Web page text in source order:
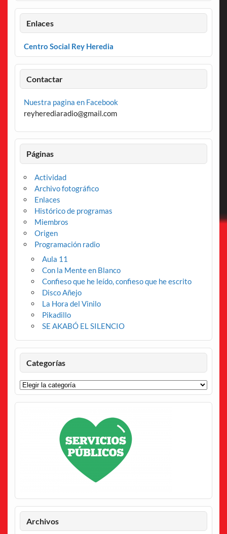
Enlaces
Centro Social Rey Heredia
Contactar
Nuestra pagina en Facebook
reyherediaradio@gmail.com
Páginas
Actividad
Archivo fotográfico
Enlaces
Histórico de programas
Miembros
Origen
Programación radio
Aula 11
Con la Mente en Blanco
Confieso que he leído, confieso que he escrito
Disco Añejo
La Hora del Vinilo
Pikadillo
SE AKABÓ EL SILENCIO
Categorías
Categorías
Archivos